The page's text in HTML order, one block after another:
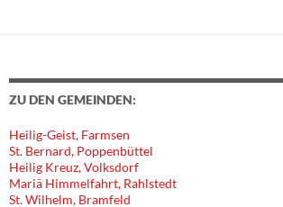
ZU DEN GEMEINDEN:
Heilig-Geist, Farmsen
St. Bernard, Poppenbüttel
Heilig Kreuz, Volksdorf
Mariä Himmelfahrt, Rahlstedt
St. Wilhelm, Bramfeld